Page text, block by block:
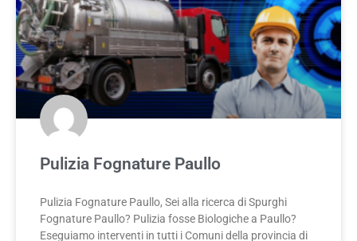
Pulizia Fognature Paullo
Pulizia Fognature Paullo, Sei alla ricerca di Spurghi
Fognature Paullo? Pulizia fosse Biologiche a Paullo?
Eseguiamo interventi in tutti i Comuni della provincia di